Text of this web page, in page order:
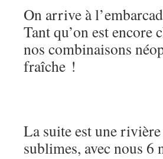
On arrive à
Tant qu’on est encore
nos combinaisons
fraîche !
La suite est une
sublimes, avec nous